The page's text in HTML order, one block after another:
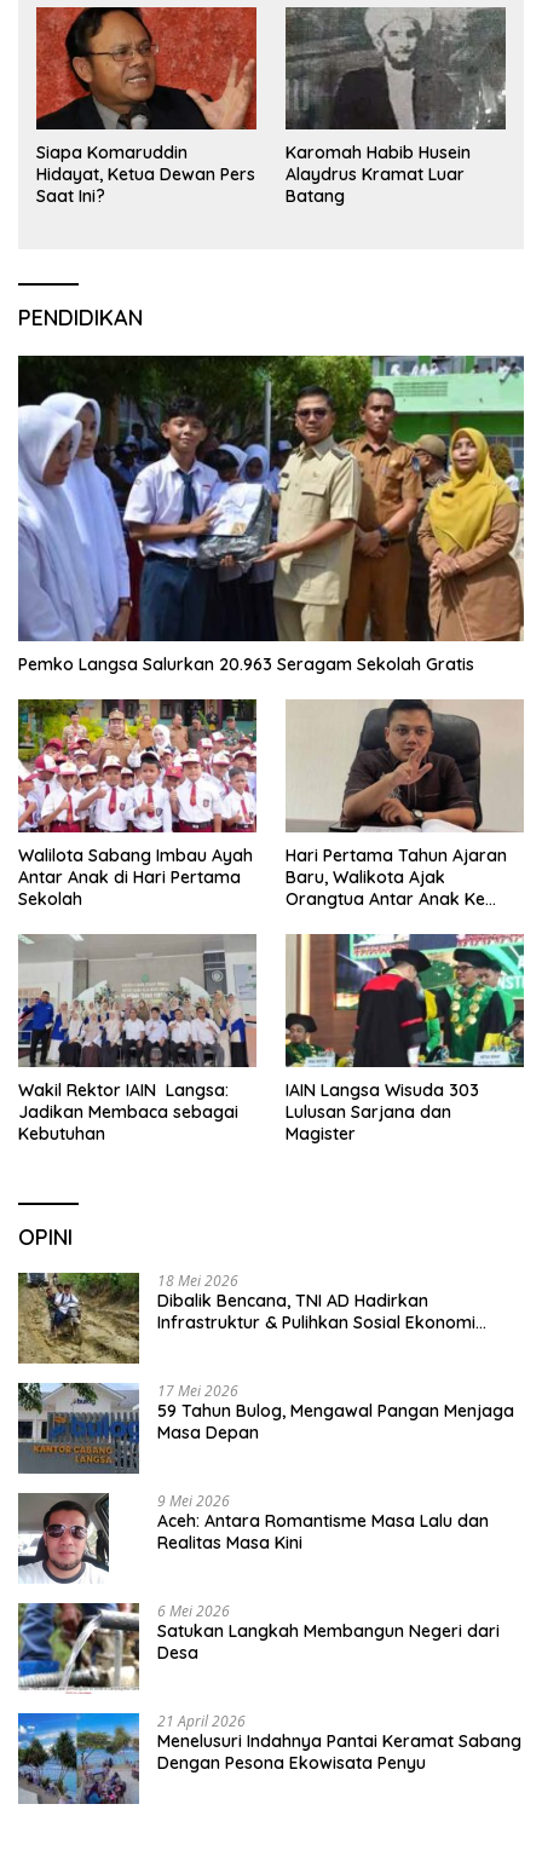
Siapa Komaruddin
Hidayat, Ketua Dewan Pers
Saat Ini?
Karomah Habib Husein
Alaydrus Kramat Luar
Batang
PENDIDIKAN
Pemko Langsa Salurkan 20.963 Seragam Sekolah Gratis
Walilota Sabang Imbau Ayah
Antar Anak di Hari Pertama
Sekolah
Hari Pertama Tahun Ajaran
Baru, Walikota Ajak
Orangtua Antar Anak Ke
Wakil Rektor IAIN Langsa:
Jadikan Membaca sebagai
Kebutuhan
IAIN Langsa Wisuda 303
Lulusan Sarjana dan
Magister
OPINI
18 Mei 2026
Dibalik Bencana, TNI AD Hadirkan
Infrastruktur & Pulihkan Sosial Ekonomi
17 Mei 2026
59 Tahun Bulog, Mengawal Pangan Menjaga
Masa Depan
9 Mei 2026
Aceh: Antara Romantisme Masa Lalu dan
Realitas Masa Kini
6 Mei 2026
Satukan Langkah Membangun Negeri dari
Desa
21 April 2026
Menelusuri Indahnya Pantai Keramat Sabang
Dengan Pesona Ekowisata Penyu